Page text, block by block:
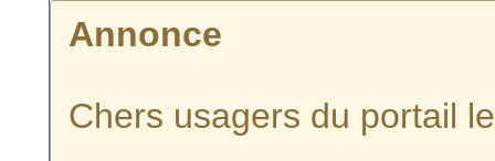
Annonce
Chers usagers du portail